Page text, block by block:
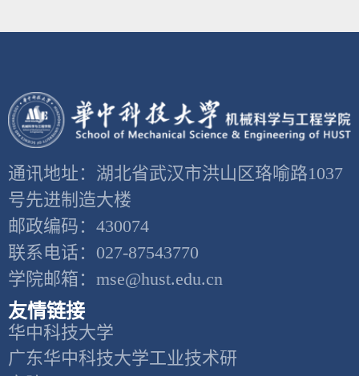
通讯地址：湖北省武汉市洪山区珞喻路1037
号先进制造大楼
邮政编码：430074
联系电话：027-87543770
学院邮箱：mse@hust.edu.cn
友情链接
华中科技大学
广东华中科技大学工业技术研